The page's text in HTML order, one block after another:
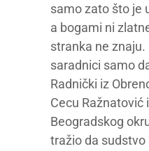
samo zato što je
a bogami ni
stranka ne
saradnici samo
Radnički iz
Cecu Ražnatović
Beogradskog
tražio da sudstvo